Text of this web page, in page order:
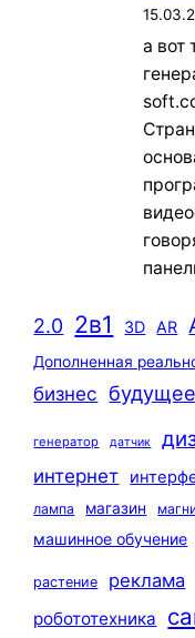
а вот
2.0 2в1 3D AR
Дополненная
бизнес будущее
генератор датчик
интернет
лампа
магазин
машинное обучение
растение реклама
робототехника